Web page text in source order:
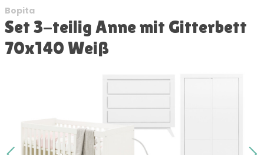
Bopita
Set 3-teilig Anne mit Gitterbett
70x140 Weiß